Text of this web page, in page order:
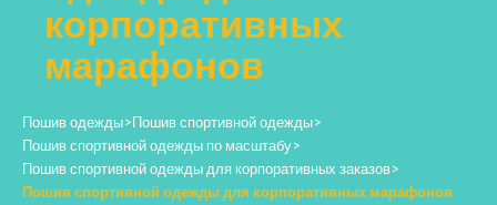
корпоративных
марафонов
Пошив одежды>Пошив спортивной одежды>
Пошив спортивной одежды по масштабу>
Пошив спортивной одежды для корпоративных заказов>
Пошив спортивной одежды для корпоративных марафонов